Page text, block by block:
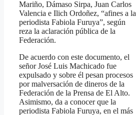
Mariño, Dámaso Sirpa, Juan Carlos
Valencia e Ilich Ordoñez, “afines a la
periodista Fabiola Furuya”, según
reza la aclaración pública de la
Federación.
De acuerdo con este documento, el
señor José Luis Machicado fue
expulsado y sobre él pesan procesos
por malversación de dineros de la
Federación de la Prensa de El Alto.
Asimismo, da a conocer que la
periodista Fabiola Furuya, en el más